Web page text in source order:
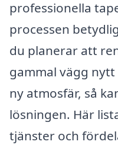
professionella
processen
du planerar att
gammal vägg
ny atmosfär, så
lösningen. Här
tjänster och